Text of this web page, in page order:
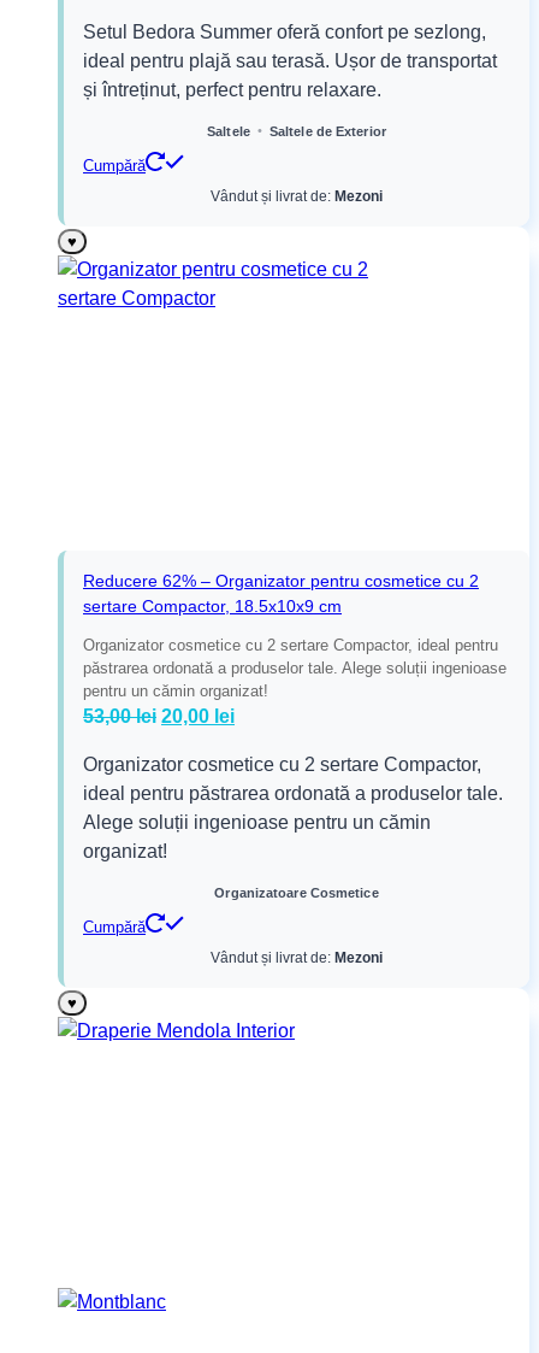
a
fost:
156,00 lei.
este:
81,00 lei.
Setul Bedora Summer oferă confort pe sezlong,
ideal pentru plajă sau terasă. Ușor de transportat
și întreținut, perfect pentru relaxare.
Saltele • Saltele de Exterior
Cumpără
Vândut și livrat de: Mezoni
♥
Reducere 62% – Organizator pentru cosmetice cu 2
sertare Compactor, 18.5x10x9 cm
Organizator cosmetice cu 2 sertare Compactor, ideal pentru
păstrarea ordonată a produselor tale. Alege soluții ingenioase
pentru un cămin organizat!
53,00lei Prețul
a
fost:
53,00 lei.
20,00 leiPrețul
este:
20,00 lei.
Organizator cosmetice cu 2 sertare Compactor,
ideal pentru păstrarea ordonată a produselor tale.
Alege soluții ingenioase pentru un cămin
organizat!
Organizatoare Cosmetice
Cumpără
Vândut și livrat de: Mezoni
♥